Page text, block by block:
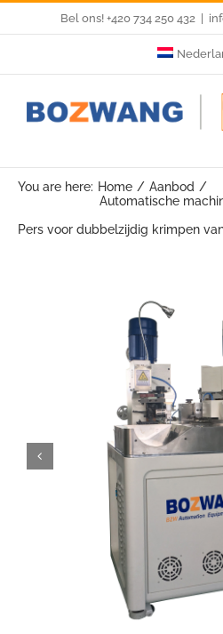
content
Bel ons! +420 734 250 432
You are here: Home
Aanbod
Automatische
Pers voor dubbelzijdig krimpen